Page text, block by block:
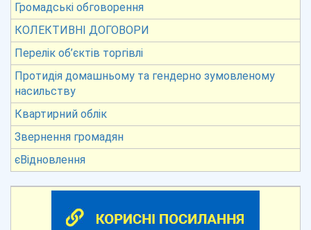
Громадські обговорення
КОЛЕКТИВНІ ДОГОВОРИ
Перелік об’єктів торгівлі
Протидія домашньому та гендерно зумовленому
насильству
Квартирний облік
Звернення громадян
єВідновлення